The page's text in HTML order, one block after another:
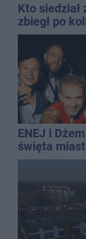
Kto siedział
zbiegł po
ENEJ i
święta